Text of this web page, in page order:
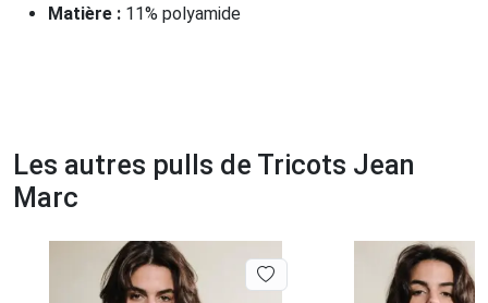
Matière : 11% polyamide
Les autres pulls de Tricots Jean
Marc